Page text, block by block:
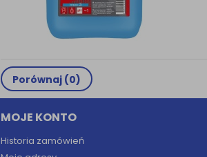
Porównaj (0)
MOJE KONTO
Historia zamówień